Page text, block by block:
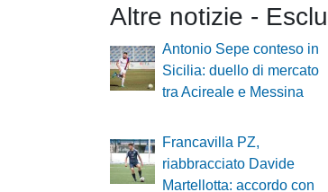
Altre notizie -
Antonio Sepe conteso in
Sicilia: duello di mercato
tra Acireale e Messina
Francavilla PZ,
riabbracciato Davide
Martellotta: accordo con